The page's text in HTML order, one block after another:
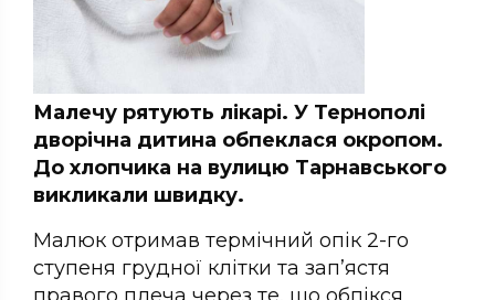
Малечу рятують лікарі. У Тернополі
дворічна дитина обпеклася окропом.
До хлопчика на вулицю Тарнавського
викликали швидку.
Малюк отримав термічний опік 2-го
ступеня грудної клітки та зап’ястя